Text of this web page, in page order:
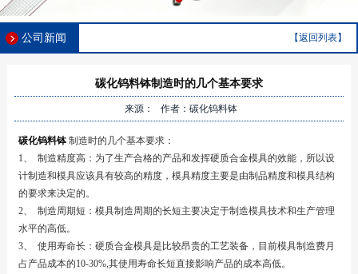
公司新闻 【返回列表】
碳化钨料钵制造时的几个基本要求
来源： 作者：碳化钨料钵
碳化钨料钵 制造时的几个基本要求：
1、 制造精度高：为了生产合格的产品和发挥硬质合金模具的效能，所以设
计制造和模具应该具有较高的精度，模具精度主要是由制品精度和模具结构
的要求来决定的。
2、 制造周期短：模具制造周期的长短主要决定于制造模具技术和生产管理
水平的高低。
3、 使用寿命长：硬质合金模具是比较昂贵的工艺装备，目前模具制造费月
占产品成本的10-30%,其使用寿命长短直接影响产品的成本高低。